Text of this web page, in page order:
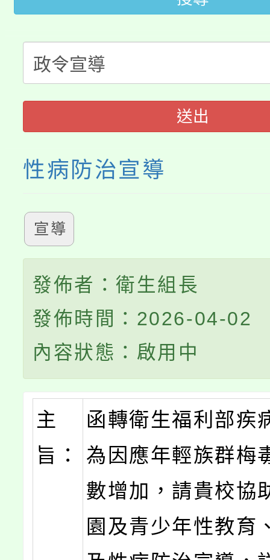
視費優惠，中低收入戶
半價優惠，詳情可洽有
者。
份教師增能研習
份教師研習
淨零綠生活教案入校路
會
程
送出
性病防治宣導
宣導
發佈者：衛生組長
發佈時間：2026-04-02
內容狀態：啟用中
主
旨：
函轉衛生福利部疾
為因應年輕族群梅
數增加，請貴校協
園及青少年性教育